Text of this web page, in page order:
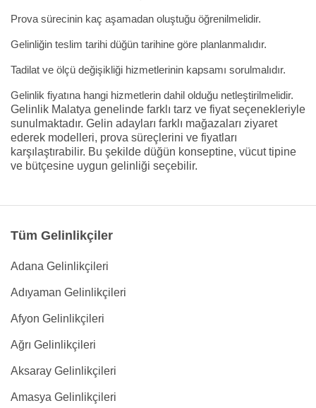
Prova sürecinin kaç aşamadan oluştuğu öğrenilmelidir.
Gelinliğin teslim tarihi düğün tarihine göre planlanmalıdır.
Tadilat ve ölçü değişikliği hizmetlerinin kapsamı sorulmalıdır.
Gelinlik fiyatına hangi hizmetlerin dahil olduğu netleştirilmelidir.
Gelinlik Malatya genelinde farklı tarz ve fiyat seçenekleriyle
sunulmaktadır. Gelin adayları farklı mağazaları ziyaret
ederek modelleri, prova süreçlerini ve fiyatları
karşılaştırabilir. Bu şekilde düğün konseptine, vücut tipine
ve bütçesine uygun gelinliği seçebilir.
Tüm Gelinlikçiler
Adana Gelinlikçileri
Adıyaman Gelinlikçileri
Afyon Gelinlikçileri
Ağrı Gelinlikçileri
Aksaray Gelinlikçileri
Amasya Gelinlikçileri